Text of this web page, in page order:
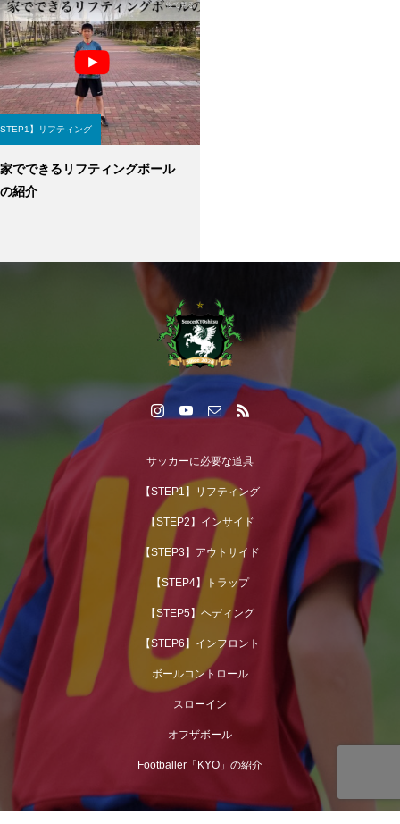
】リフティング
家でできるリフティングボール
の紹介
サッカーに必要な道具
【STEP1】リフティング
【STEP2】インサイド
【STEP3】アウトサイド
【STEP4】トラップ
【STEP5】ヘディング
【STEP6】インフロント
ボールコントロール
スローイン
オフザボール
Footballer「KYO」の紹介